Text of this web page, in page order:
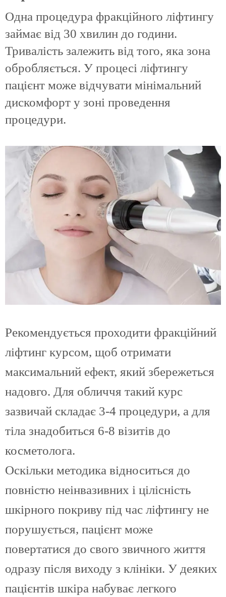
Одна процедура фракційного ліфтингу
займає від 30 хвилин до години.
Тривалість залежить від того, яка зона
обробляється. У процесі ліфтингу
пацієнт може відчувати мінімальний
дискомфорт у зоні проведення
процедури.
Рекомендується проходити фракційний
ліфтинг курсом, щоб отримати
максимальний ефект, який збережеться
надовго. Для обличчя такий курс
зазвичай складає 3-4 процедури, а для
тіла знадобиться 6-8 візитів до
косметолога.
Оскільки методика відноситься до
повністю неінвазивних і цілісність
шкірного покриву під час ліфтингу не
порушується, пацієнт може
повертатися до свого звичного життя
одразу після виходу з клініки. У деяких
пацієнтів шкіра набуває легкого